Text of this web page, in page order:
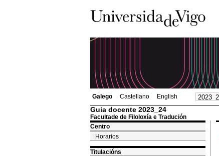
Galego Castellano English
Guia docente 2023_24
Facultade de Filoloxía e Tradución
Centro
Horarios
Titulacións